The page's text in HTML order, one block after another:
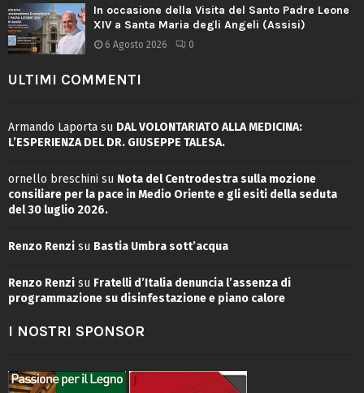
In occasione della Visita del Santo Padre Leone
XIV a Santa Maria degli Angeli (Assisi)
6 Agosto 2026 0
ULTIMI COMMENTI
Armando Laporta su DAL VOLONTARIATO ALLA MEDICINA:
L’ESPERIENZA DEL DR. GIUSEPPE TALESA.
ornello breschini su Nota del Centrodestra sulla mozione
consiliare per la pace in Medio Oriente e gli esiti della seduta
del 30 luglio 2026.
Renzo Renzi su Bastia Umbra sott’acqua
Renzo Renzi su Fratelli d’Italia denuncia l’assenza di
programmazione su disinfestazione e piano calore
I NOSTRI SPONSOR